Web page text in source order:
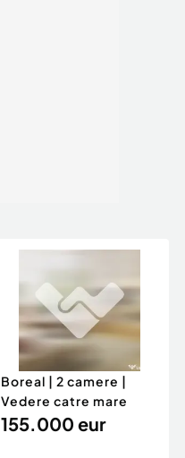
Boreal | 2 camere |
Vedere catre mare
155.000 eur